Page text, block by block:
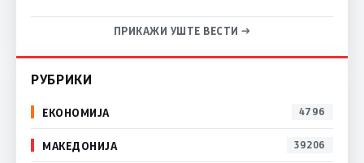
ПРИКАЖИ УШТЕ ВЕСТИ →
РУБРИКИ
ЕКОНОМИЈА 4796
МАКЕДОНИЈА 39206